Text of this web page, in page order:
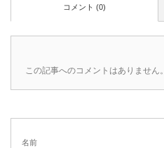
コメント (0)
この記事へのコメントはありません。
名前